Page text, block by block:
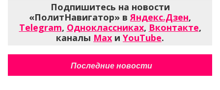
Подпишитесь на новости
«ПолитНавигатор» вЯндекс.Дзен,
Telegram, Одноклассниках, Вконтакте,
каналы Max и YouTube.
Последние новости